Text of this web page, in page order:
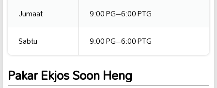
Jumaat
9:00 PG–6:00 PTG
Sabtu
9:00 PG–6:00 PTG
Pakar Ekjos Soon Heng